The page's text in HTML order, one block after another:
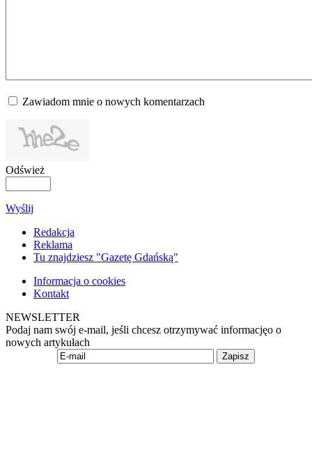
Zawiadom mnie o nowych komentarzach
Odśwież
Wyślij
Redakcja
Reklama
Tu znajdziesz "Gazetę Gdańską"
Informacja o cookies
Kontakt
NEWSLETTER
Podaj nam swój e-mail, jeśli chcesz otrzymywać informacjęo o
nowych artykułach
Zapisz